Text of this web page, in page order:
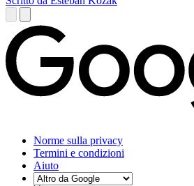
Norme sulla privacy
Termini e condizioni
Aiuto